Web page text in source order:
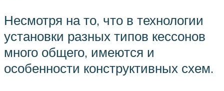
Несмотря на то, что в технологии
установки разных типов кессонов
много общего, имеются и
особенности конструктивных схем.